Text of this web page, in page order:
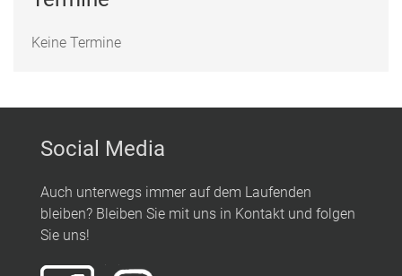
Keine Termine
Social Media
Auch unterwegs immer auf dem Laufenden
bleiben? Bleiben Sie mit uns in Kontakt und folgen
Sie uns!